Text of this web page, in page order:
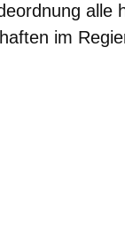
alle
im